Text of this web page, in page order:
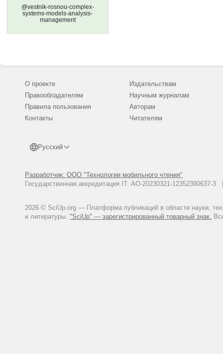
@vestnik-rosnou-complex-
systems-models-analysis-
management
О проекте
Правообладателям
Правила пользования
Контакты
Русский
Разработчик: ООО "Технологии мобильного чтения"
Государственная аккредитация IT: АО-20230321-
2026 © SciUp.org — Платформа публикаций в области науки,
и литературы. "SciUp" — зарегистрированный товарный знак.
Издательствам
Научным журналам
Авторам
Читателям